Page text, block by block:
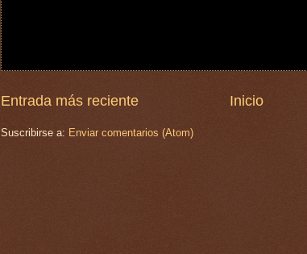
Entrada más reciente Inicio
Suscribirse a: Enviar comentarios (Atom)